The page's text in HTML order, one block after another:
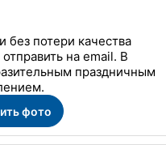
без потери качества
на email. В
праздничным
фото